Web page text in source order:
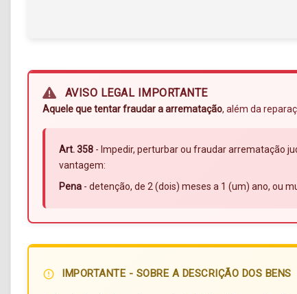
AVISO LEGAL IMPORTANTE
Aquele que tentar fraudar a arrematação, além da
Art. 358 - Impedir, perturbar ou fraudar arrematação
vantagem:
Pena - detenção, de 2 (dois) meses a 1 (um) ano, ou
error_outline IMPORTANTE - SOBRE A DESCRIÇÃO DOS BENS